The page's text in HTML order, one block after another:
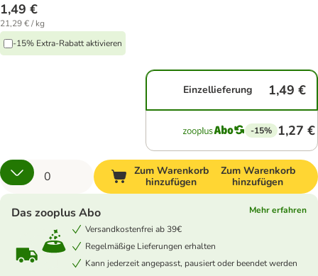
1,49 €
21,29 € / kg
-15% Extra-Rabatt aktivieren
Einzellieferung 1,49 €
-15% 1,27 €
Zum Warenkorb
hinzufügen
Zum Warenkorb
hinzufügen
Das zooplus Abo
Mehr erfahren
Versandkostenfrei ab 39€
Regelmäßige Lieferungen erhalten
Kann jederzeit angepasst, pausiert oder beendet werden